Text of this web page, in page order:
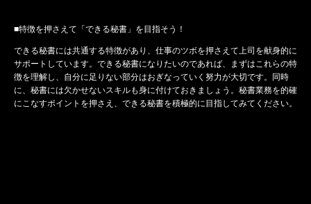
■特徴を押さえて「できる秘書」を目指そう！
できる秘書には共通する特徴があり、仕事のツボを押さえて上司を献身的に
サポートしています。できる秘書になりたいのであれば、まずはこれらの特
徴を理解し、自分に足りない部分はおぎなっていく努力が大切です。同時
に、秘書には欠かせないスキルも身に付けておきましょう。秘書業務を的確
にこなすポイントを押さえ、できる秘書を積極的に目指してみてください。